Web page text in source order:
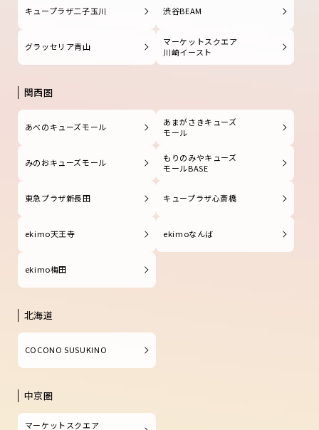
キュープラザ二子玉川 渋谷BEAM
グラッセリア青山
マーケットスクエア
川崎イースト
関西圏
あべのキューズモール
あまがさきキューズ
モール
みのおキューズモール
もりのみやキューズ
モールBASE
東急プラザ新長田 キュープラザ心斎橋
ekimo天王寺 ekimoなんば
ekimo梅田
北海道
COCONO SUSUKINO
中京圏
マーケットスクエア